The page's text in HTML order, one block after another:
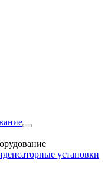
установки